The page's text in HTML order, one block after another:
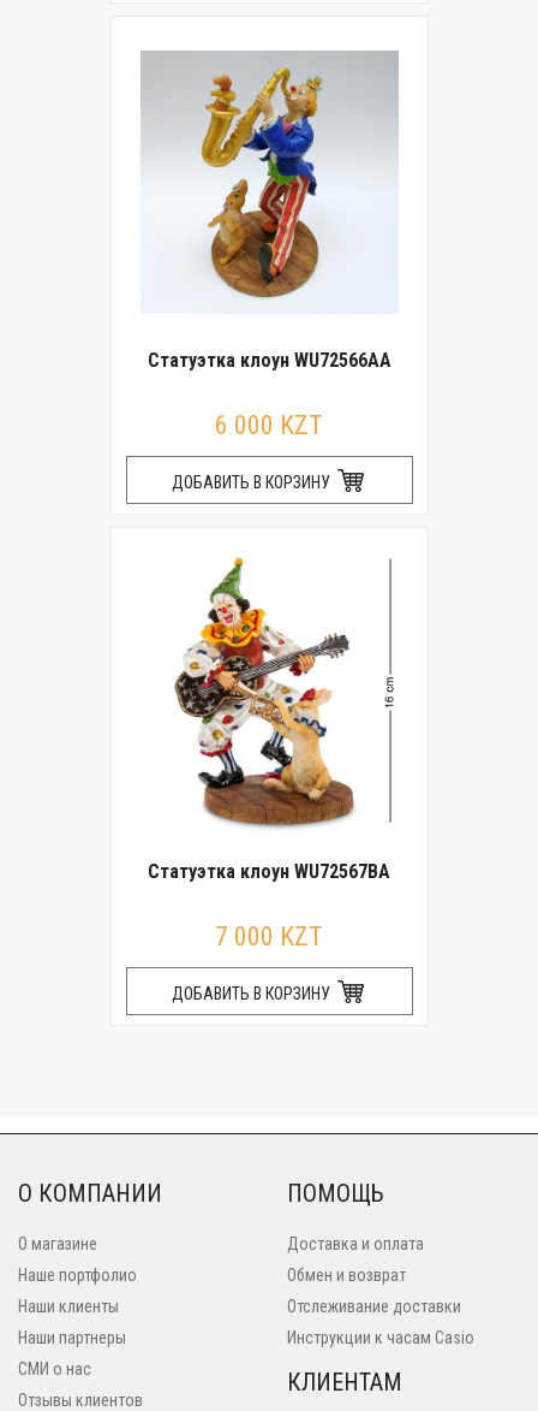
Статуэтка клоун WU72566AA
6 000 KZT
ДОБАВИТЬ В КОРЗИНУ
Статуэтка клоун WU72567BA
7 000 KZT
ДОБАВИТЬ В КОРЗИНУ
О КОМПАНИИ
О магазине
Наше портфолио
Наши клиенты
Наши партнеры
СМИ о нас
Отзывы клиентов
ПОМОЩЬ
Доставка и оплата
Обмен и возврат
Отслеживание доставки
Инструкции к часам Casio
КЛИЕНТАМ